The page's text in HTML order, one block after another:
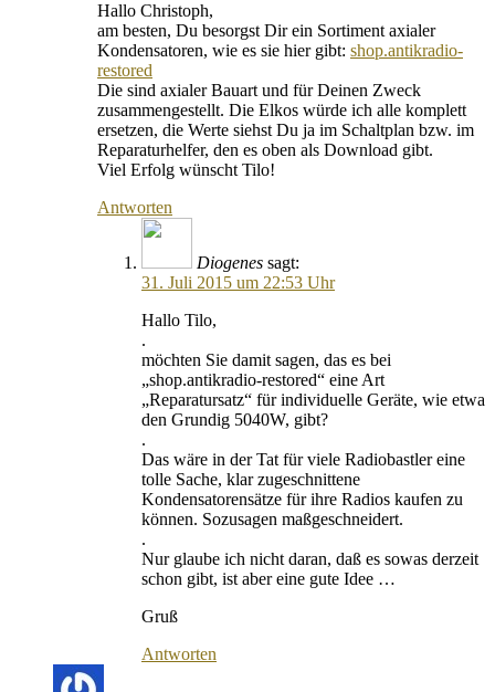
Hallo Christoph,
am besten, Du besorgst Dir ein Sortiment axialer
Kondensatoren, wie es sie hier gibt: shop.antikradio-
restored
Die sind axialer Bauart und für Deinen Zweck
zusammengestellt. Die Elkos würde ich alle komplett
ersetzen, die Werte siehst Du ja im Schaltplan bzw. im
Reparaturhelfer, den es oben als Download gibt.
Viel Erfolg wünscht Tilo!
Antworten
Diogenes sagt:
31. Juli 2015 um 22:53 Uhr
Hallo Tilo,
.
möchten Sie damit sagen, das es bei
„shop.antikradio-restored“ eine Art
„Reparatursatz“ für individuelle Geräte, wie etwa
den Grundig 5040W, gibt?
.
Das wäre in der Tat für viele Radiobastler eine
tolle Sache, klar zugeschnittene
Kondensatorensätze für ihre Radios kaufen zu
können. Sozusagen maßgeschneidert.
.
Nur glaube ich nicht daran, daß es sowas derzeit
schon gibt, ist aber eine gute Idee …
Gruß
Antworten